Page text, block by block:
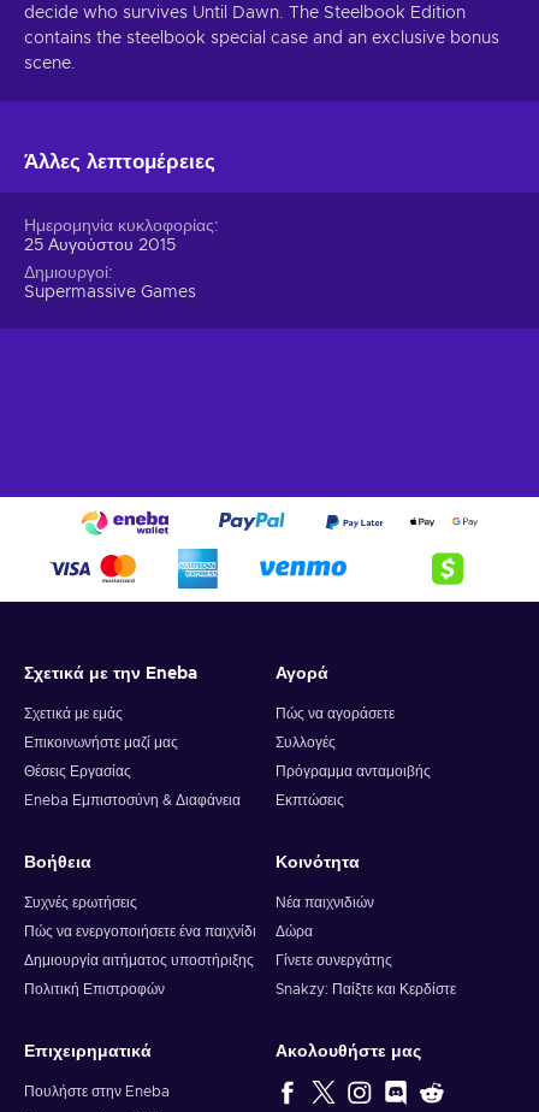
decide who survives Until Dawn. The Steelbook Edition
contains the steelbook special case and an exclusive bonus
scene.
Άλλες λεπτομέρειες
Ημερομηνία κυκλοφορίας
25 Αυγούστου 2015
Δημιουργοί
Supermassive Games
Σχετικά με την Eneba
Σχετικά με εμάς
Επικοινωνήστε μαζί μας
Θέσεις Εργασίας
Eneba Εμπιστοσύνη & Διαφάνεια
Αγορά
Πώς να αγοράσετε
Συλλογές
Πρόγραμμα ανταμοιβής
Εκπτώσεις
Βοήθεια
Συχνές ερωτήσεις
Πώς να ενεργοποιήσετε ένα παιχνίδι
Δημιουργία αιτήματος υποστήριξης
Πολιτική Επιστροφών
Κοινότητα
Νέα παιχνιδιών
Δώρα
Γίνετε συνεργάτης
Snakzy: Παίξτε και Κερδίστε
Επιχειρηματικά
Πουλήστε στην Eneba
Ακολουθήστε μας